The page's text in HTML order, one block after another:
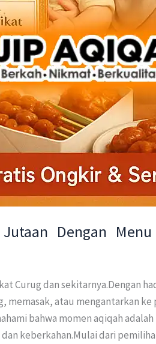
Dengan
Curug dan sekitarnya.Dengan
memasak, atau mengantarkan
bahwa momen aqiqah
keberkahan.Mulai dari